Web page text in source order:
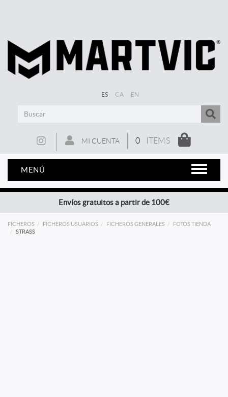
ES CA EN
0 ITEMS
MI CUENTA
MENÚ
Envíos gratuitos a partir de 100€
FICHEROS FICHEROS USUARIOS FICHEROS GENERALES
FOTOS TIENDA
STRASS